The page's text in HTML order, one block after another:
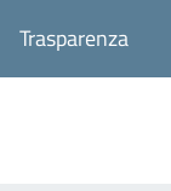
Trasparenza